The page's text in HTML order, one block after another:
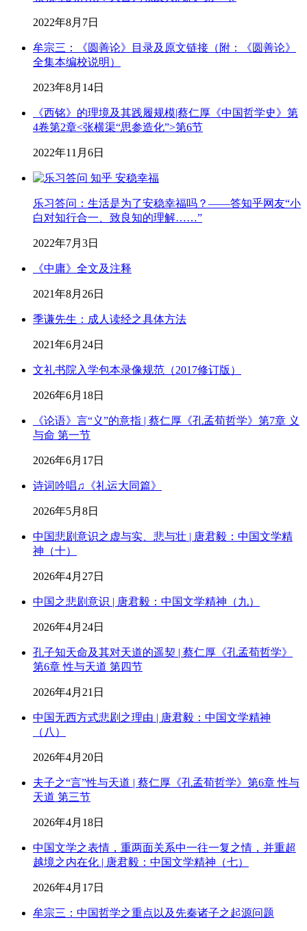
2022年8月7日
牟宗三：《圆善论》目录及原文链接（附：《圆善论》
全集本编校说明）
2023年8月14日
《西铭》的理境及其践履规模|蔡仁厚《中国哲学史》第
4卷第2章<张横渠“思参造化”>第6节
2022年11月6日
乐习答问：生活是为了安稳幸福吗？——答知乎网友“小
白对知行合一、致良知的理解……”
2022年7月3日
《中庸》全文及注释
2021年8月26日
季谦先生：成人读经之具体方法
2021年6月24日
文礼书院入学包本录像规范（2017修订版）
2026年6月18日
《论语》言“义”的意指 | 蔡仁厚《孔孟荀哲学》第7章 义
与命 第一节
2026年6月17日
诗词吟唱♫《礼运大同篇》
2026年5月8日
中国悲剧意识之虚与实、悲与壮 | 唐君毅：中国文学精
神（十）
2026年4月27日
中国之悲剧意识 | 唐君毅：中国文学精神（九）
2026年4月24日
孔子知天命及其对天道的遥契 | 蔡仁厚《孔孟荀哲学》
第6章 性与天道 第四节
2026年4月21日
中国无西方式悲剧之理由 | 唐君毅：中国文学精神
（八）
2026年4月20日
夫子之“言”性与天道 | 蔡仁厚《孔孟荀哲学》第6章 性与
天道 第三节
2026年4月18日
中国文学之表情，重两面关系中一往一复之情，并重超
越境之内在化 | 唐君毅：中国文学精神（七）
2026年4月17日
牟宗三：中国哲学之重点以及先秦诸子之起源问题